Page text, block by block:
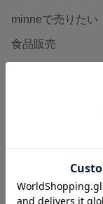
minneで売りたい
食品販売
販売支援企画・
読みもの